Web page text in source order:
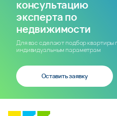
консультацию
эксперта по
недвижимости
Для вас сделают подбор квартиры
индивидуальным параметрам
Оставить заявку